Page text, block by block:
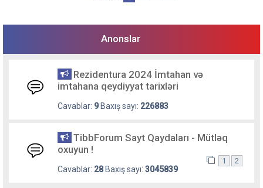
Anonslar
Rezidentura 2024 İmtahan və
imtahana qeydiyyat tarixləri
Cavablar: 9Baxış sayı: 226883
TibbForum Sayt Qaydaları - Mütləq
oxuyun !
Cavablar: 28Baxış sayı: 3045839
1 2